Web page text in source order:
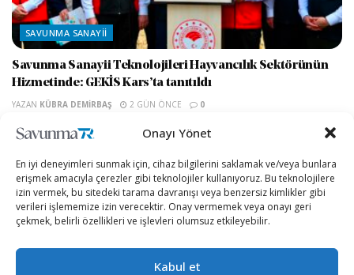
Onayı Yönet
En iyi deneyimleri sunmak için, cihaz bilgilerini saklamak ve/veya bunlara
erişmek amacıyla çerezler gibi teknolojiler kullanıyoruz. Bu teknolojilere
izin vermek, bu sitedeki tarama davranışı veya benzersiz kimlikler gibi
verileri işlememize izin verecektir. Onay vermemek veya onayı geri
çekmek, belirli özellikleri ve işlevleri olumsuz etkileyebilir.
Kabul et
SAVUNMA SANAYII
Savunma Sanayii Teknolojileri Hayvancılık Sektörünün
Hizmetinde: GEKİS Kars’ta tanıtıldı
YAZAN KÜBRA DEMIRBAŞ 2 GÜN ÖNCE 0
Savunma Sanayii Başkanlığı koordinasyonunda hayata geçirilen
Güvenli Elektronik Küpe ve İzleme Sistemi’nin (GEKİS) Lansman
Programı Kars’ta gerçekleştirildi. Programa Tarım ve...